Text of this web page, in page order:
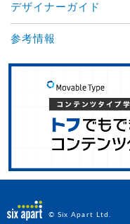
デザイナーガイド
参考情報
© Six Apart Ltd.